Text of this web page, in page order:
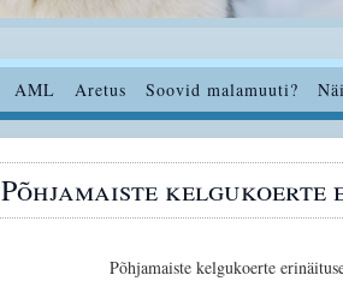
AML Aretus Soovid malamuuti?
Põhjamaiste
Põhjamaiste kelgukoerte